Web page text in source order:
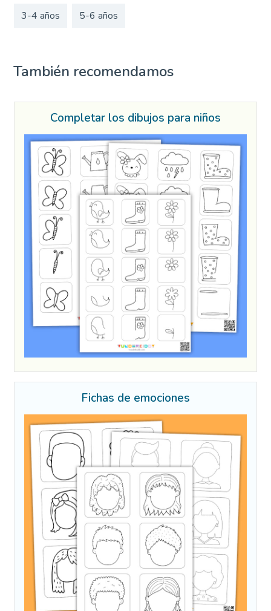
3-4 años 5-6 años
También recomendamos
Completar los dibujos para niños
Fichas de emociones